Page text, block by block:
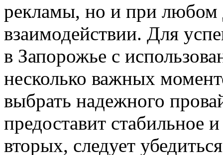
рекламы, но и при любом
взаимодействии. Для
в Запорожье с
несколько важных
выбрать надежного
предоставит стабильное
вторых, следует